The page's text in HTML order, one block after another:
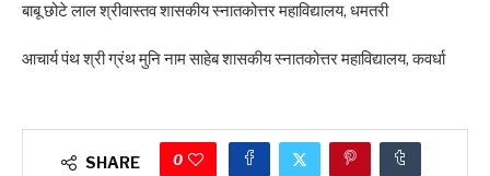
बाबू छोटे लाल श्रीवास्तव शासकीय स्नातकोत्तर महाविद्यालय, धमतरी
आचार्य पंथ श्री ग्रंथ मुनि नाम साहेब शासकीय स्नातकोत्तर महाविद्यालय, कवर्धा
SHARE 0